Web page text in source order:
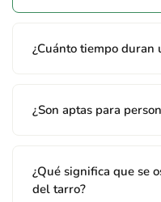
¿Cuánto tiempo duran
¿Son aptas para
¿Qué significa que se
del tarro?